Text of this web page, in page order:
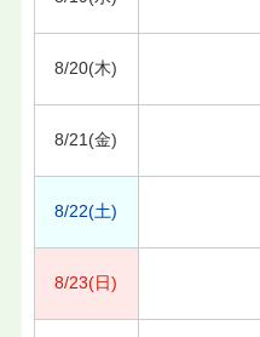
8/20(木)
8/21(金)
8/22(土)
8/23(日)